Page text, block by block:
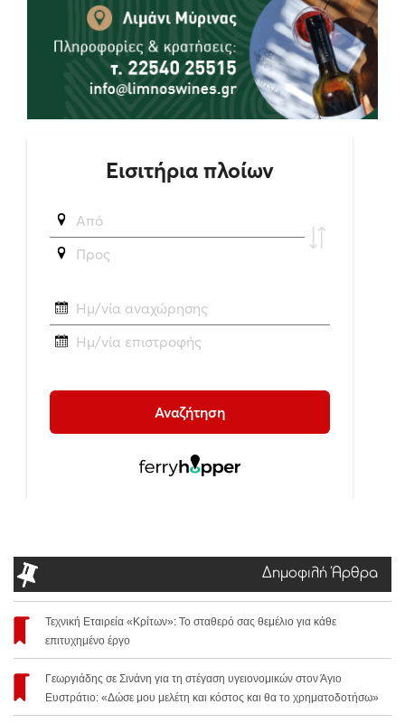
Δημοφιλή Άρθρα
Τεχνική Εταιρεία «Κρίτων»: Το σταθερό σας θεμέλιο για κάθε
επιτυχημένο έργο
Γεωργιάδης σε Σινάνη για τη στέγαση υγειονομικών στον Άγιο
Ευστράτιο: «Δώσε μου μελέτη και κόστος και θα το χρηματοδοτήσω»